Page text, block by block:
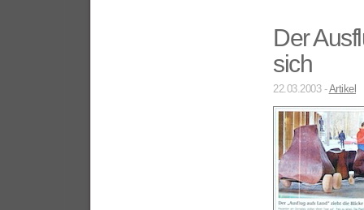
Der
sich
22.03.2003 -Artikel